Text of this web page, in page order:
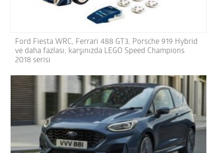
Ford Fiesta WRC, Ferrari 488 GT3, Porsche 919 Hybrid
ve daha fazlası; karşınızda LEGO Speed Champions
2018 serisi